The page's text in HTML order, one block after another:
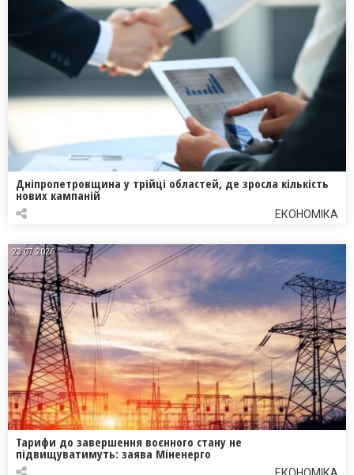
Дніпропетровщина у трійці областей, де зросла кількість
нових кампаній
ЕКОНОМІКА
23.07.2026
Тарифи до завершення воєнного стану не
підвищуватимуть: заява Міненерго
ЕКОНОМІКА